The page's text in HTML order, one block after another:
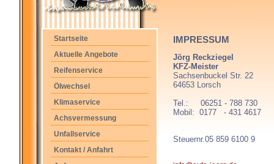
Startseite
Aktuelle Angebote
Reifenservice
Ölwechsel
Klimaservice
Achsvermessung
Unfallservice
Kontakt / Anfahrt
IMPRESSUM
Jörg Reckziegel
KFZ-Meister
Sachsenbuckel Str. 22
64653 Lorsch
Tel.: 06251 - 788 730
Mobil: 0177 - 431 4617
Steuernr.05 859 6100 9